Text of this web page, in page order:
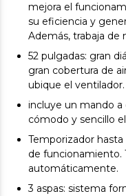
mejora el
su eficiencia y
Además, trabaja de
52 pulgadas: gran
gran cobertura de
ubique el ventilador.
incluye un mando a
cómodo y sencillo
Temporizador hasta
de funcionamiento.
automáticamente.
3 aspas: sistema